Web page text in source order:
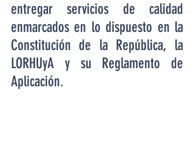
entregar servicios de calidad
enmarcados en lo dispuesto en la
Constitución de la República, la
LORHUyA y su Reglamento de
Aplicación.